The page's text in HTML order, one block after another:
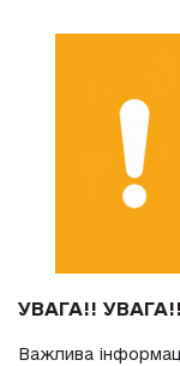
УВАГА!!
Важлива